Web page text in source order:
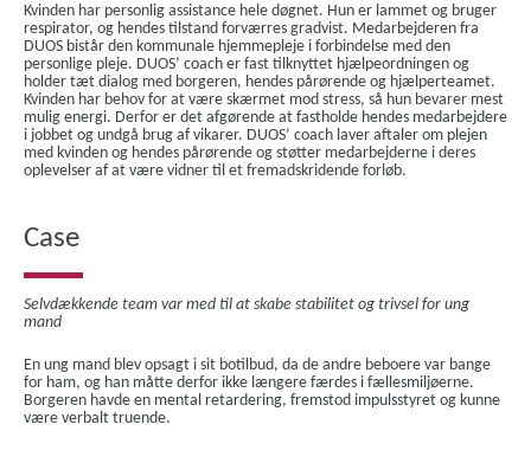
Kvinden har personlig assistance hele døgnet. Hun er lammet og bruger
respirator, og hendes tilstand forværres gradvist. Medarbejderen fra
DUOS bistår den kommunale hjemmepleje i forbindelse med den
personlige pleje. DUOS’ coach er fast tilknyttet hjælpeordningen og
holder tæt dialog med borgeren, hendes pårørende og hjælperteamet.
Kvinden har behov for at være skærmet mod stress, så hun bevarer mest
mulig energi. Derfor er det afgørende at fastholde hendes medarbejdere
i jobbet og undgå brug af vikarer. DUOS’ coach laver aftaler om plejen
med kvinden og hendes pårørende og støtter medarbejderne i deres
oplevelser af at være vidner til et fremadskridende forløb.
Case
Selvdækkende team var med til at skabe stabilitet og trivsel for ung
mand
En ung mand blev opsagt i sit botilbud, da de andre beboere var bange
for ham, og han måtte derfor ikke længere færdes i fællesmiljøerne.
Borgeren havde en mental retardering, fremstod impulsstyret og kunne
være verbalt truende.